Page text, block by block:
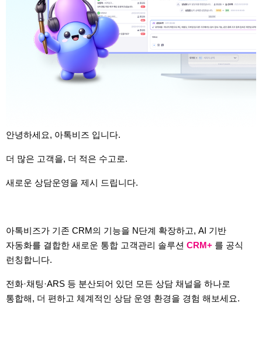
안녕하세요, 아톡비즈 입니다.
더 많은 고객을, 더 적은 수고로.
새로운 상담운영을 제시 드립니다.
아톡비즈가 기존 CRM의 기능을 N단계 확장하고, AI 기반
자동화를 결합한 새로운 통합 고객관리 솔루션 CRM+ 를 공식
런칭합니다.
전화·채팅·ARS 등 분산되어 있던 모든 상담 채널을 하나로
통합해, 더 편하고 체계적인 상담 운영 환경을 경험 해보세요.